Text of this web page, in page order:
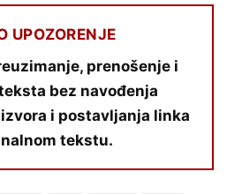
UPOZORENJE
prenošenje i
bez navođenja
i postavljanja linka
tekstu.